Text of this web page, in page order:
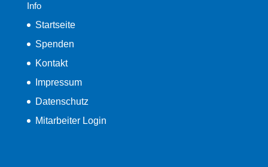
Info
Startseite
Spenden
Kontakt
Impressum
Datenschutz
Mitarbeiter Login